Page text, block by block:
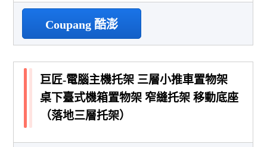
Coupang 酷澎
巨匠-電腦主機托架 三層小推車置物架
桌下臺式機箱置物架 窄縫托架 移動底座
（落地三層托架）